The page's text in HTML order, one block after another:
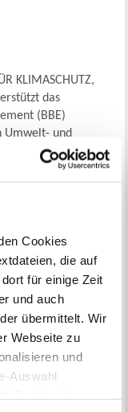
Cookies
die auf
für einige Zeit
und auch
übermittelt. Wir
Webseite zu
und
Auswahl
KLIMASCHUTZ,
das
(BBE)
Umwelt- und
um
und
Das KlimaLab ist
über einen
von bis zu
– etwa für die